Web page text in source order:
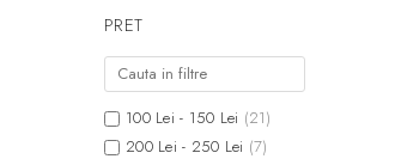
PRET
100 Lei - 150 Lei (21)
200 Lei - 250 Lei (7)